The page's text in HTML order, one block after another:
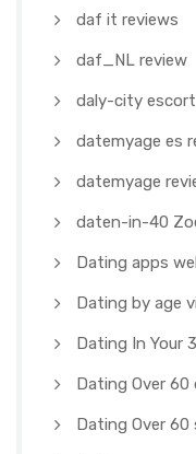
daf it reviews
daf_NL review
daly-city
datemyage es
datemyage
daten-in-40
Dating apps
Dating by age
Dating In Your
Dating Over 60
Dating Over 60